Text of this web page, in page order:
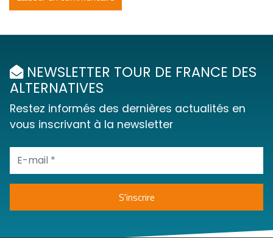
NEWSLETTER TOUR DE FRANCE DES
ALTERNATIVES
Restez informés des dernières actualités en
vous inscrivant à la newsletter